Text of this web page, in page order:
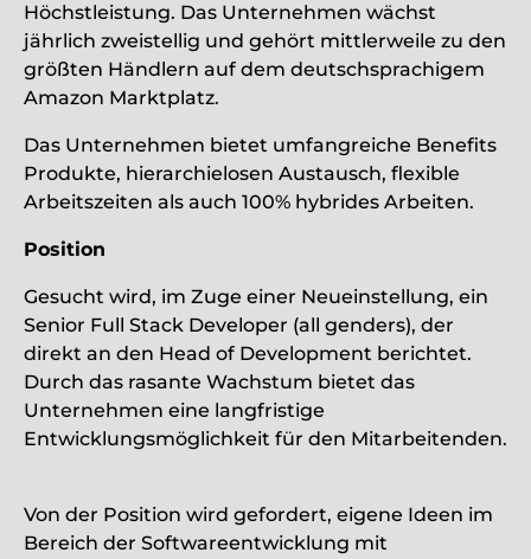
Höchstleistung. Das Unternehmen wächst
jährlich zweistellig und gehört mittlerweile zu den
größten Händlern auf dem deutschsprachigem
Amazon Marktplatz.
Das Unternehmen bietet umfangreiche Benefits
Produkte, hierarchielosen Austausch, flexible
Arbeitszeiten als auch 100% hybrides Arbeiten.
Position
Gesucht wird, im Zuge einer Neueinstellung, ein
Senior Full Stack Developer (all genders), der
direkt an den Head of Development berichtet.
Durch das rasante Wachstum bietet das
Unternehmen eine langfristige
Entwicklungsmöglichkeit für den Mitarbeitenden.
Von der Position wird gefordert, eigene Ideen im
Bereich der Softwareentwicklung mit